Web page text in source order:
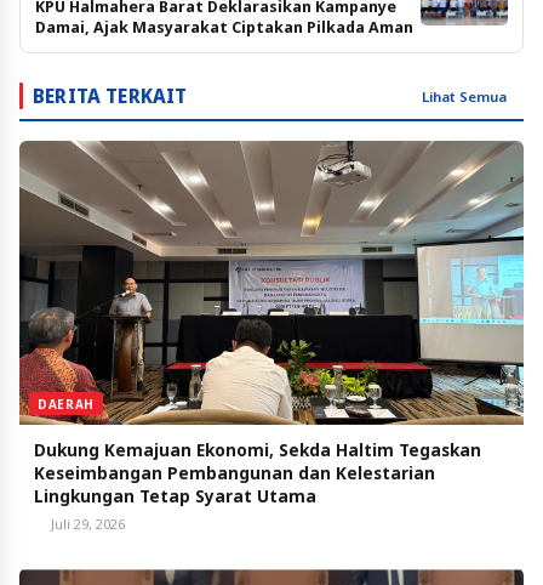
KPU Halmahera Barat Deklarasikan Kampanye
Damai, Ajak Masyarakat Ciptakan Pilkada Aman
BERITA TERKAIT Lihat Semua
DAERAH
Dukung Kemajuan Ekonomi, Sekda Haltim Tegaskan
Keseimbangan Pembangunan dan Kelestarian
Lingkungan Tetap Syarat Utama
Juli 29, 2026